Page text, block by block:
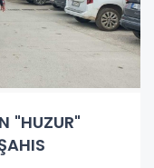
"HUZUR"